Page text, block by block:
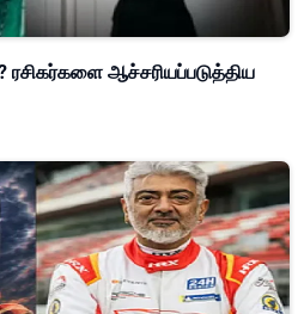
ரசிகர்களை ஆச்சரியப்படுத்திய